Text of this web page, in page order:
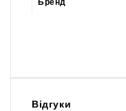
Відгуки